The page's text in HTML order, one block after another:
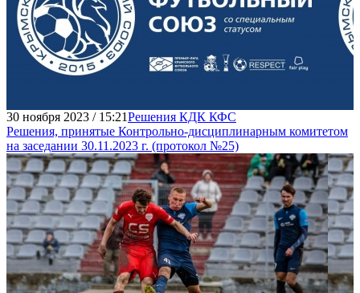
30 ноября 2023 / 15:21Решения КДК КФС
Решения, принятые Контрольно-дисциплинарным комитетом
на заседании 30.11.2023 г. (протокол №25)